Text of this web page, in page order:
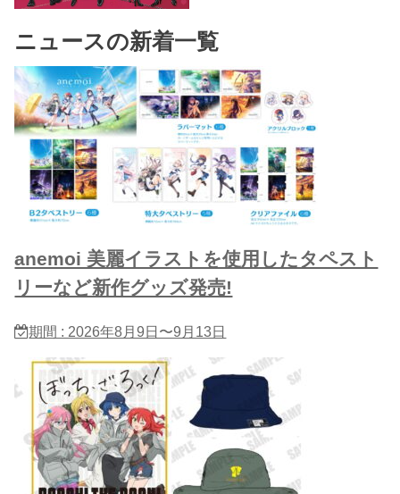
ニュースの新着一覧
anemoi 美麗イラストを使用したタペスト
リーなど新作グッズ発売!
期間 : 2026年8月9日〜9月13日